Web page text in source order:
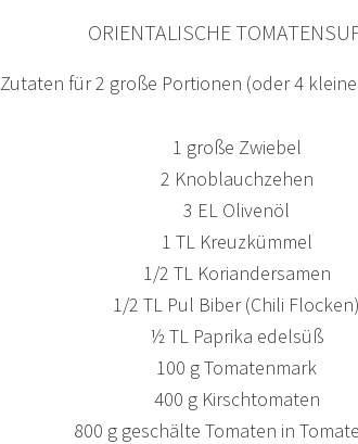
ORIENTALISCHE
Zutaten für 2 große Portionen (oder 4
1 große Zwiebel
2 Knoblauchzehen
3 EL Olivenöl
1 TL Kreuzkümmel
1/2 TL Koriandersamen
1/2 TL Pul Biber (Chili Flocken)
½ TL Paprika edelsüß
100 g Tomatenmark
400 g Kirschtomaten
800 g geschälte Tomaten in